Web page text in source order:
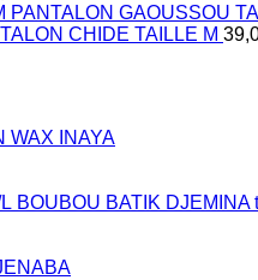
PANTALON GAOUSSOU
CHIDE TAILLE M
WAX INAYA
BOUBOU BATIK DJEMINA